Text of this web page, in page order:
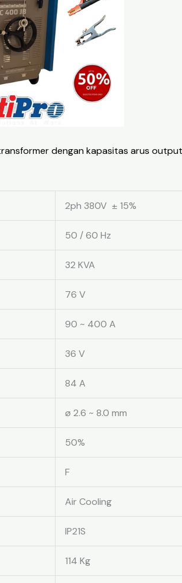
dengan kapasitas arus
2ph 380V ± 15%
50 / 60 Hz
32 KVA
76 V
90 ~ 400 A
36 V
84 A
ø 2.6 ~ 8.0 mm
50%
F
Air Cooling
IP21S
114 Kg